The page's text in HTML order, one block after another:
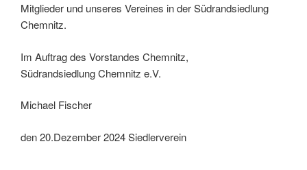
Mitglieder und unseres Vereines in der Südrandsiedlung
Chemnitz.
Im Auftrag des Vorstandes Chemnitz,
Südrandsiedlung Chemnitz e.V.
Michael Fischer
den 20.Dezember 2024 Siedlerverein